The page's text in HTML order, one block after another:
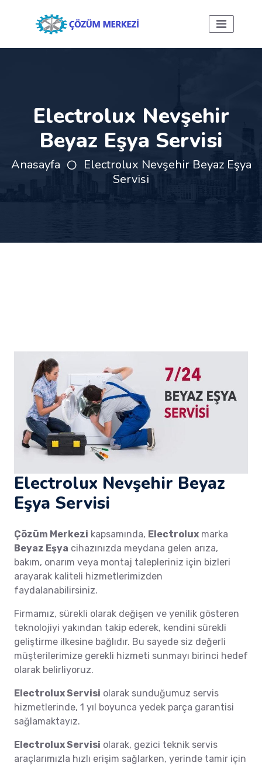
Electrolux Nevşehir
Beyaz Eşya Servisi
Anasayfa
Electrolux Nevşehir Beyaz Eşya
Servisi
Electrolux Nevşehir Beyaz
Eşya Servisi
Çözüm Merkezi kapsamında, Electrolux marka
Beyaz Eşya cihazınızda meydana gelen arıza,
bakım, onarım veya montaj talepleriniz için bizleri
arayarak kaliteli hizmetlerimizden
faydalanabilirsiniz.
Firmamız, sürekli olarak değişen ve yenilik gösteren
teknolojiyi yakından takip ederek, kendini sürekli
geliştirme ilkesine bağlıdır. Bu sayede siz değerli
müşterilerimize gerekli hizmeti sunmayı birinci hedef
olarak belirliyoruz.
Electrolux Servisi olarak sunduğumuz servis
hizmetlerinde, 1 yıl boyunca yedek parça garantisi
sağlamaktayız.
Electrolux Servisi olarak, gezici teknik servis
araçlarımızla hızlı erişim sağlarken, yerinde tamir için